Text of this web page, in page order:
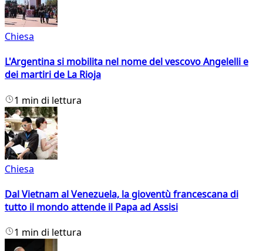
Chiesa
L'Argentina si mobilita nel nome del vescovo Angelelli e
dei martiri de La Rioja
1 min di lettura
Chiesa
Dal Vietnam al Venezuela, la gioventù francescana di
tutto il mondo attende il Papa ad Assisi
1 min di lettura